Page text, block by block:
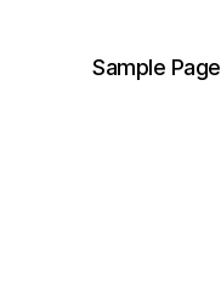
Sample Page